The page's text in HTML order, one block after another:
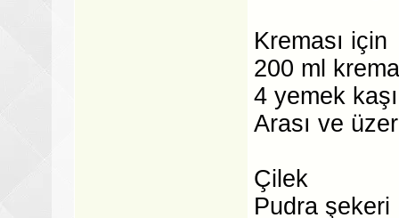
Kreması için
200 ml krema
4 yemek
Arası ve
Çilek
Pudra şekeri